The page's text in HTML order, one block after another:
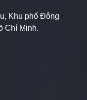
Dĩ An, Thành Phố
Khu phố Đông
Minh